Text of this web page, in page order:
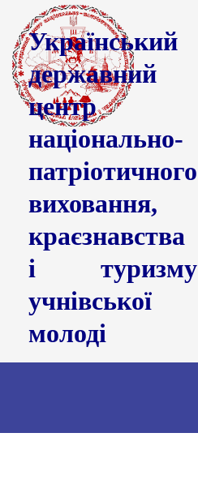
Український
державний
центр
національно-
патріотичного
виховання,
краєзнавства
і туризму
учнівської
молоді